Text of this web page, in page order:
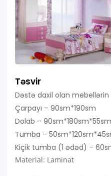
Təsvir
Dəstə daxil olan mebellərin
Çarpayı – 90sm*190sm
Dolab – 90sm*180sm*55sm
Tumba –
Kiçik tumba (1 ədəd) –
Material: Laminat